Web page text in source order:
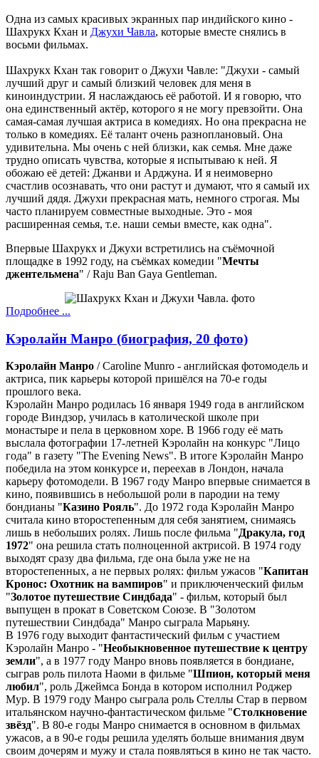
Одна из самых красивых экранных пар индийского кино -
Шахрукх Кхан и Джухи Чавла, которые вместе снялись в
восьми фильмах.
Шахрукх Кхан так говорит о Джухи Чавле: "Джухи - самый
лучший друг и самый близкий человек для меня в
киноиндустрии. Я наслаждаюсь её работой. И я говорю, что
она единственный актёр, которого я не могу превзойти. Она
самая-самая лучшая актриса в комедиях. Но она прекрасна не
только в комедиях. Её талант очень разноплановый. Она
удивительна. Мы очень с ней близки, как семья. Мне даже
трудно описать чувства, которые я испытываю к ней. Я
обожаю её детей: Джанви и Арджуна. И я неимоверно
счастлив осознавать, что они растут и думают, что я самый их
лучший дядя. Джухи прекрасная мать, немного строгая. Мы
часто планируем совместные выходные. Это - моя
расширенная семья, т.е. наши семьи вместе, как одна".
Впервые Шахрукх и Джухи встретились на съёмочной
площадке в 1992 году, на съёмках комедии "Мечты
джентельмена" / Raju Ban Gaya Gentleman.
Подробнее ...
Кэролайн Манро (биография, 20 фото)
Кэролайн Манро / Caroline Munro - английская фотомодель и
актриса, пик карьеры которой пришёлся на 70-е годы
прошлого века.
Кэролайн Манро родилась 16 января 1949 года в английском
городе Виндзор, училась в католической школе при
монастыре и пела в церковном хоре. В 1966 году её мать
выслала фотографии 17-летней Кэролайн на конкурс "Лицо
года" в газету "The Evening News". В итоге Кэролайн Манро
победила на этом конкурсе и, переехав в Лондон, начала
карьеру фотомодели. В 1967 году Манро впервые снимается в
кино, появившись в небольшой роли в пародии на тему
бондианы "Казино Рояль". До 1972 года Кэролайн Манро
считала кино второстепенным для себя занятием, снимаясь
лишь в небольших ролях. Лишь после фильма "Дракула, год
1972" она решила стать полноценной актрисой. В 1974 году
выходят сразу два фильма, где она была уже не на
второстепенных, а не первых ролях: фильм ужасов "Капитан
Кронос: Охотник на вампиров" и приключенческий фильм
"Золотое путешествие Синдбада" - фильм, который был
выпущен в прокат в Советском Союзе. В "Золотом
путешествии Синдбада" Манро сыграла Марьяну.
В 1976 году выходит фантастический фильм с участием
Кэролайн Манро - "Необыкновенное путешествие к центру
земли", а в 1977 году Манро вновь появляется в бондиане,
сыграв роль пилота Наоми в фильме "Шпион, который меня
любил", роль Джеймса Бонда в котором исполнил Роджер
Мур. В 1979 году Манро сыграла роль Стеллы Стар в первом
итальянском научно-фантастическом фильме "Столкновение
звёзд". В 80-е годы Манро снимается в основном в фильмах
ужасов, а в 90-е годы решила уделять больше внимания двум
своим дочерям и мужу и стала появляться в кино не так часто.